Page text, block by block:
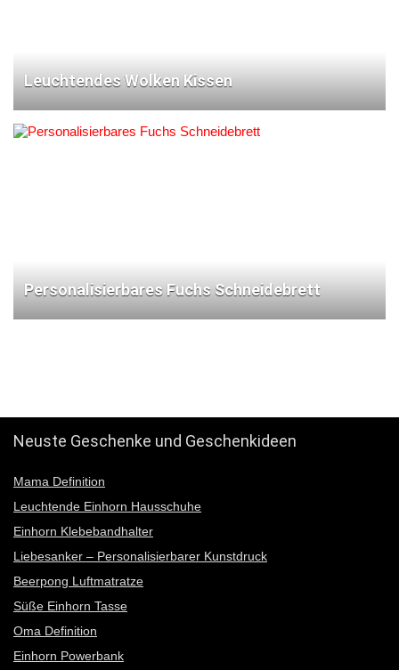
Leuchtendes Wolken Kissen
Personalisierbares Fuchs Schneidebrett
Neuste Geschenke und Geschenkideen
Mama Definition
Leuchtende Einhorn Hausschuhe
Einhorn Klebebandhalter
Liebesanker – Personalisierbarer Kunstdruck
Beerpong Luftmatratze
Süße Einhorn Tasse
Oma Definition
Einhorn Powerbank